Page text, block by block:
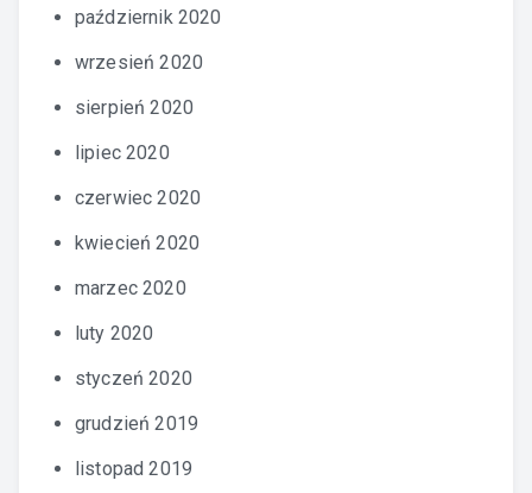
październik 2020
wrzesień 2020
sierpień 2020
lipiec 2020
czerwiec 2020
kwiecień 2020
marzec 2020
luty 2020
styczeń 2020
grudzień 2019
listopad 2019